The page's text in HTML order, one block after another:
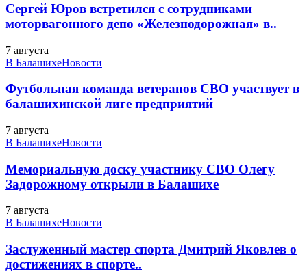
Сергей Юров встретился с сотрудниками
моторвагонного депо «Железнодорожная» в..
7 августа
В БалашихеНовости
Футбольная команда ветеранов СВО участвует в
балашихинской лиге предприятий
7 августа
В БалашихеНовости
Мемориальную доску участнику СВО Олегу
Задорожному открыли в Балашихе
7 августа
В БалашихеНовости
Заслуженный мастер спорта Дмитрий Яковлев о
достижениях в спорте..